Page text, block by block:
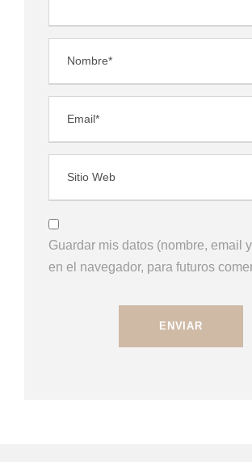
Guardar mis datos (nombre, email
en el navegador, para futuros